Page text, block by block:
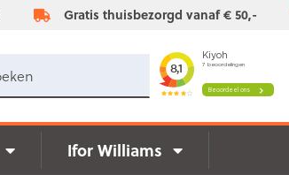
Gratis thuisbezorgd vanaf € 50,-
Ifor Williams